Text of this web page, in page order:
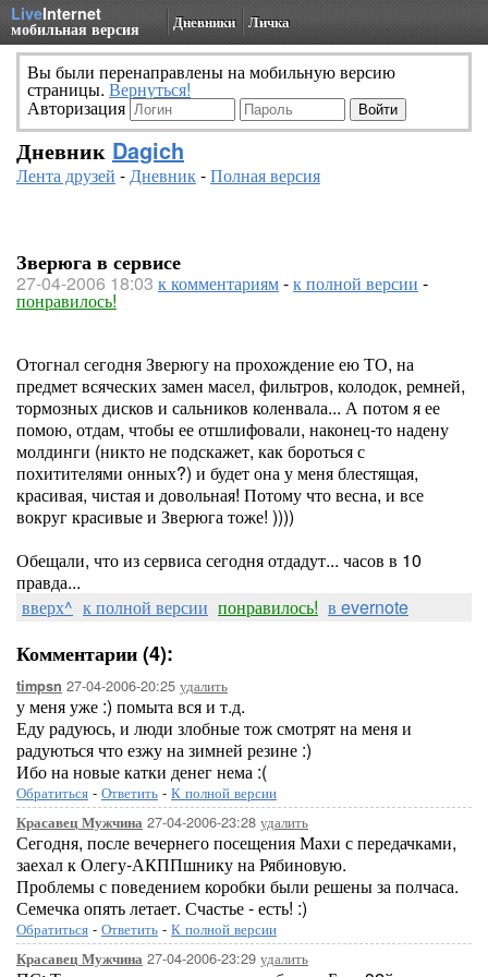
LiveInternet
мобильная версия Дневники Личка
Вы были перенаправлены на мобильную версию
страницы. Вернуться!
Авторизация
Дневник Dagich
Лента друзей -Дневник-Полная версия
Зверюга в сервисе
27-04-2006 18:03 к комментариям-к полной версии -
понравилось!
Отогнал сегодня Зверюгу на прохождение ею ТО, на
предмет всяческих замен масел, фильтров, колодок, ремней,
тормозных дисков и сальников коленвала... А потом я ее
помою, отдам, чтобы ее отшлифовали, наконец-то надену
молдинги (никто не подскажет, как бороться с
похитителями онных?) и будет она у меня блестящая,
красивая, чистая и довольная! Потому что весна, и все
вокруг красивые и Зверюга тоже! ))))
Обещали, что из сервиса сегодня отдадут... часов в 10
правда...
вверх^ к полной версии понравилось! в evernote
Комментарии (4):
timpsn 27-04-2006-20:25 удалить
у меня уже :) помыта вся и т.д.
Еду радуюсь, и люди злобные тож смотрят на меня и
радуються что езжу на зимней резине :)
Ибо на новые катки денег нема :(
Обратиться - Ответить - К полной версии
Красавец Мужчина 27-04-2006-23:28 удалить
Сегодня, после вечернего посещения Махи с передачками,
заехал к Олегу-АКППшнику на Рябиновую.
Проблемы с поведением коробки были решены за полчаса.
Семечка опять летает. Счастье - есть! :)
Обратиться - Ответить - К полной версии
Красавец Мужчина 27-04-2006-23:29 удалить